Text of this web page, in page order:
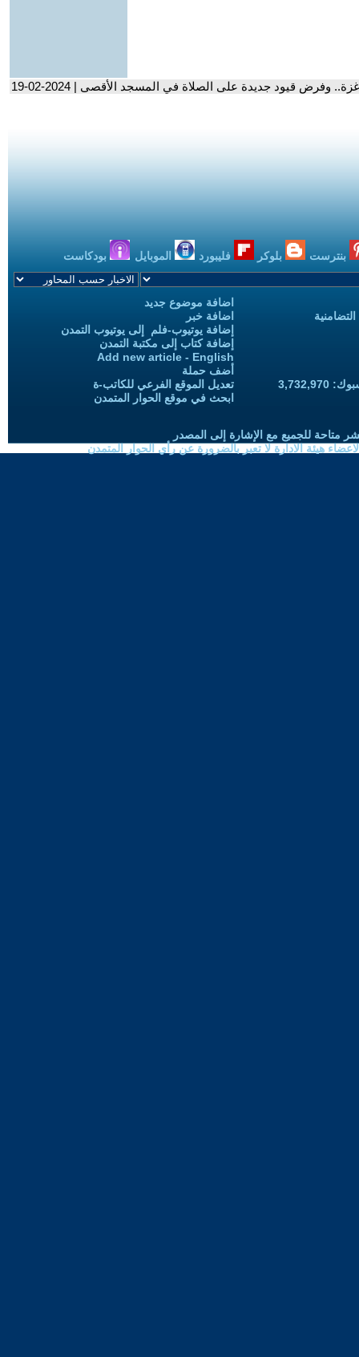
قيود جديدة على الصلاة في المسجد الأقصى | 2024-02-19
بنترست بلوكر فليبورد الموبايل بودكاست
اضافة موضوع جديد
اضافة خبر
إضافة يوتيوب-فلم إلى يوتيوب التمدن
إضافة كتاب إلى مكتبة التمدن
Add new article - English
أضف حملة
تعديل الموقع الفرعي للكاتب-ة
ابحث في موقع الحوار المتمدن
متاحة للجميع مع الإشارة إلى المصدر
هيئة الادارة لا تعبر بالضرورة عن رأي الحوار المتمدن